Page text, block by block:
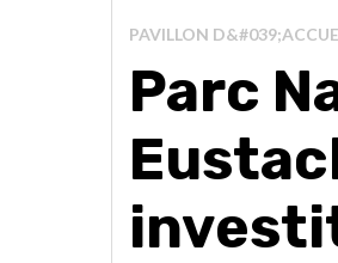
PAVILLON
Parc